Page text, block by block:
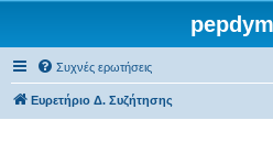
Συχνές ερωτήσεις
Ευρετήριο Δ. Συζήτησης